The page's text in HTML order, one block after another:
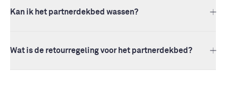
Kan ik het partnerdekbed wassen?
Wat is de retourregeling voor het partnerdekbed?